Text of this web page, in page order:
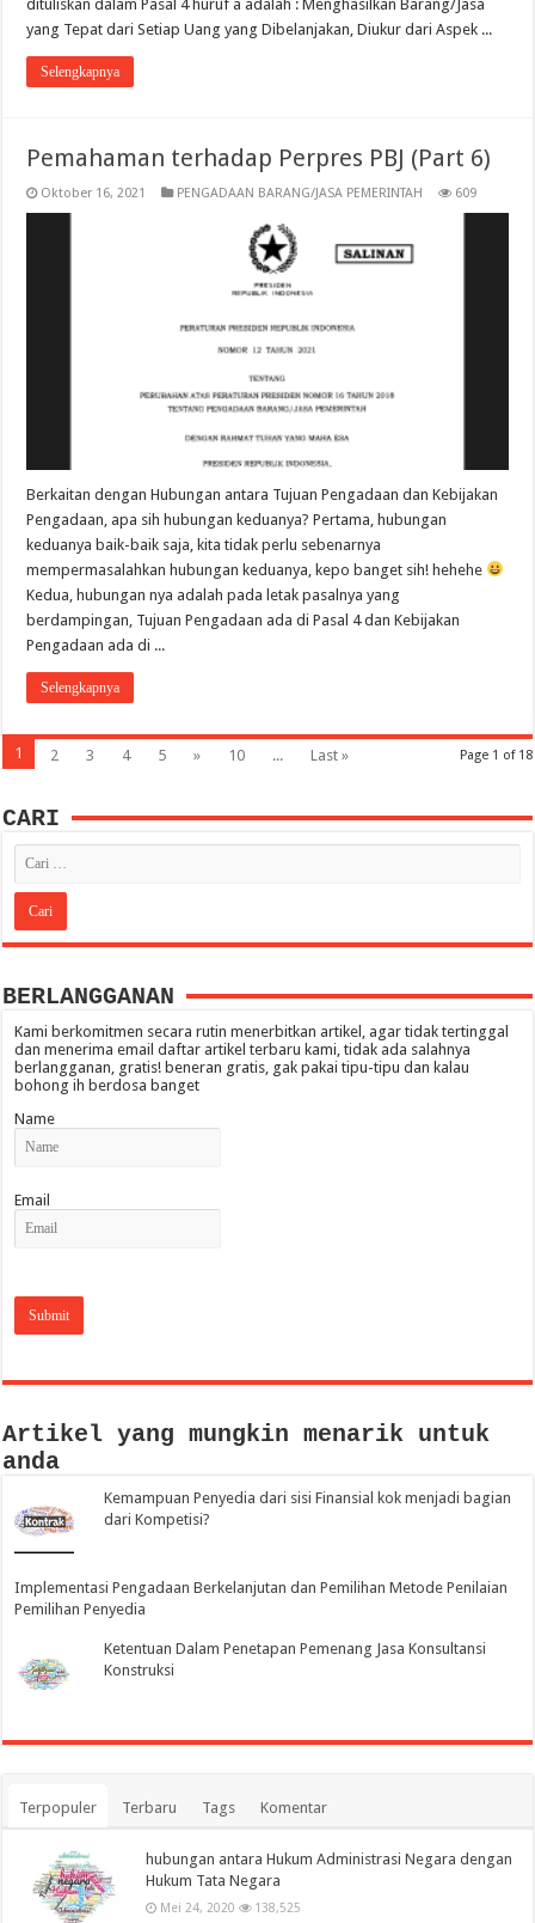
dituliskan dalam Pasal 4 huruf a adalah : Menghasilkan Barang/Jasa
yang Tepat dari Setiap Uang yang Dibelanjakan, Diukur dari Aspek ...
Selengkapnya
Pemahaman terhadap Perpres PBJ (Part 6)
Oktober 16, 2021 PENGADAAN BARANG/JASA PEMERINTAH 609
Berkaitan dengan Hubungan antara Tujuan Pengadaan dan Kebijakan
Pengadaan, apa sih hubungan keduanya? Pertama, hubungan
keduanya baik-baik saja, kita tidak perlu sebenarnya
mempermasalahkan hubungan keduanya, kepo banget sih! hehehe
Kedua, hubungan nya adalah pada letak pasalnya yang
berdampingan, Tujuan Pengadaan ada di Pasal 4 dan Kebijakan
Pengadaan ada di ...
Selengkapnya
Page 1 of 18
1 2 3 4 5 » 10 ... Last »
CARI
BERLANGGANAN
Kami berkomitmen secara rutin menerbitkan artikel, agar tidak tertinggal
dan menerima email daftar artikel terbaru kami, tidak ada salahnya
berlangganan, gratis! beneran gratis, gak pakai tipu-tipu dan kalau
bohong ih berdosa banget
Name
Email
Artikel yang mungkin menarik untuk
anda
Kemampuan Penyedia dari sisi Finansial kok menjadi bagian
dari Kompetisi?
Implementasi Pengadaan Berkelanjutan dan Pemilihan Metode Penilaian
Pemilihan Penyedia
Ketentuan Dalam Penetapan Pemenang Jasa Konsultansi
Konstruksi
Terpopuler Terbaru Tags Komentar
hubungan antara Hukum Administrasi Negara dengan
Hukum Tata Negara
Mei 24, 2020 138,525